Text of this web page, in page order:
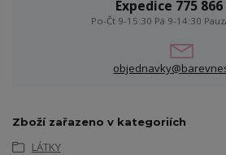
Expedice 775 866
Po-Čt 9-15:30 Pá 9-14:30
Zboží zařazeno v kategoriích
LÁTKY